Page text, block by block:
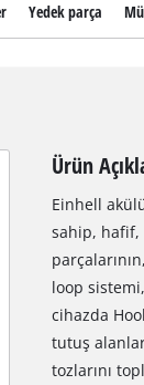
Yedek parça
Ürün
Einhell
sahip, hafif,
loop
cihazda
tutuş
tozlarını